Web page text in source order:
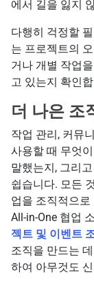
에서 길을 잃지
다행히 걱정할
는 프로젝트의
거나 개별 작업
고 있는지 확인
더 나은 조
작업 관리, 커뮤
사용할 때 무엇
말했는지, 그리
쉽습니다. 모든
업을 조직적으
All-in-One 협업
젝트 및 이벤트
조직을 만드는
하여 아무것도